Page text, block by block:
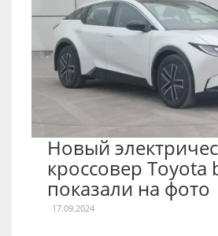
Новый
кроссовер Toyota
показали на фото
17.09.2024